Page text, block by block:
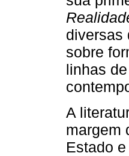
diversas
sobre
linhas
A
margem
Estado